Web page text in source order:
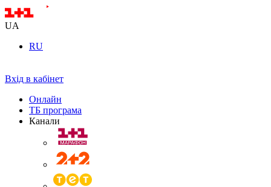
UA
RU
Вхід в кабінет
Онлайн
ТБ програма
Канали